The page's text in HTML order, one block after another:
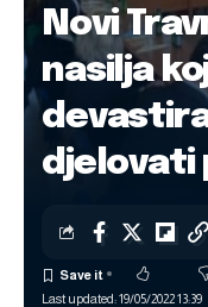
Novi
nasilja
djelovati
Last updated: 19/05/2022 13:39